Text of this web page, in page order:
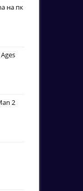
на пк
2